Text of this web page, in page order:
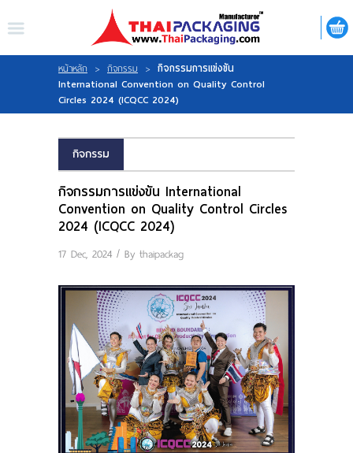
ไทย ENGLISH
LOGIN REGISTER
My Wishlist
หน้าหลัก
ร่วมงานกับเรา
หน้าหลัก > กิจกรรม > กิจกรรมการแข่งขัน
International Convention on Quality Control
Circles 2024 (ICQCC 2024)
กิจกรรม
กิจกรรมการแข่งขัน International
Convention on Quality Control Circles
2024 (ICQCC 2024)
17 Dec, 2024 / By thaipackag